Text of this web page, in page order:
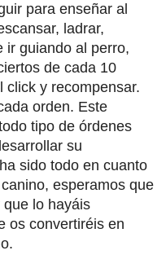
para enseñar al
ladrar,
ir guiando al perro,
de cada 10
click y recompensar.
orden. Este
tipo de órdenes
su
sido todo en cuanto
esperamos que
lo hayáis
os convertiréis en